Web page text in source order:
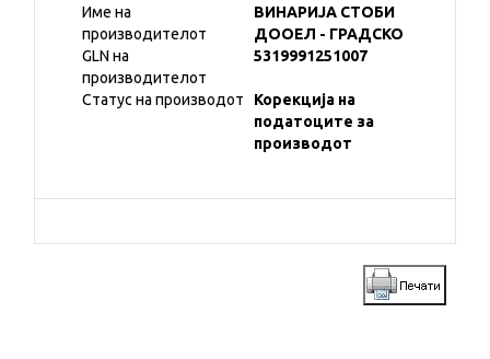
Име на
производителот
ВИНАРИЈА СТОБИ
ДООЕЛ - ГРАДСКО
GLN на
производителот
5319991251007
Статус на производот
Корекција на
податоците за
производот